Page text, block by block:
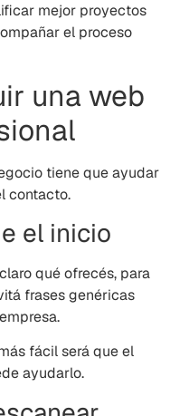
mejor proyectos
el proceso
una web
tiene que ayudar
contacto.
el inicio
qué ofrecés, para
frases genéricas
fácil será que el
ayudarlo.